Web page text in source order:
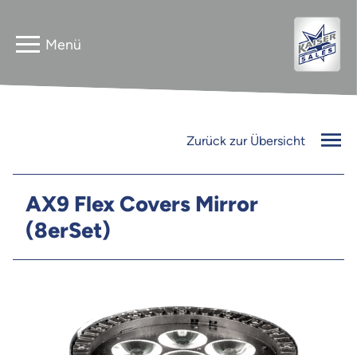
InnLED
Gebrauchtverkauf
Vermieter
Kontakt
Jobs
Zurück zur Übersicht
AX9 Flex Covers Mirror
(8erSet)